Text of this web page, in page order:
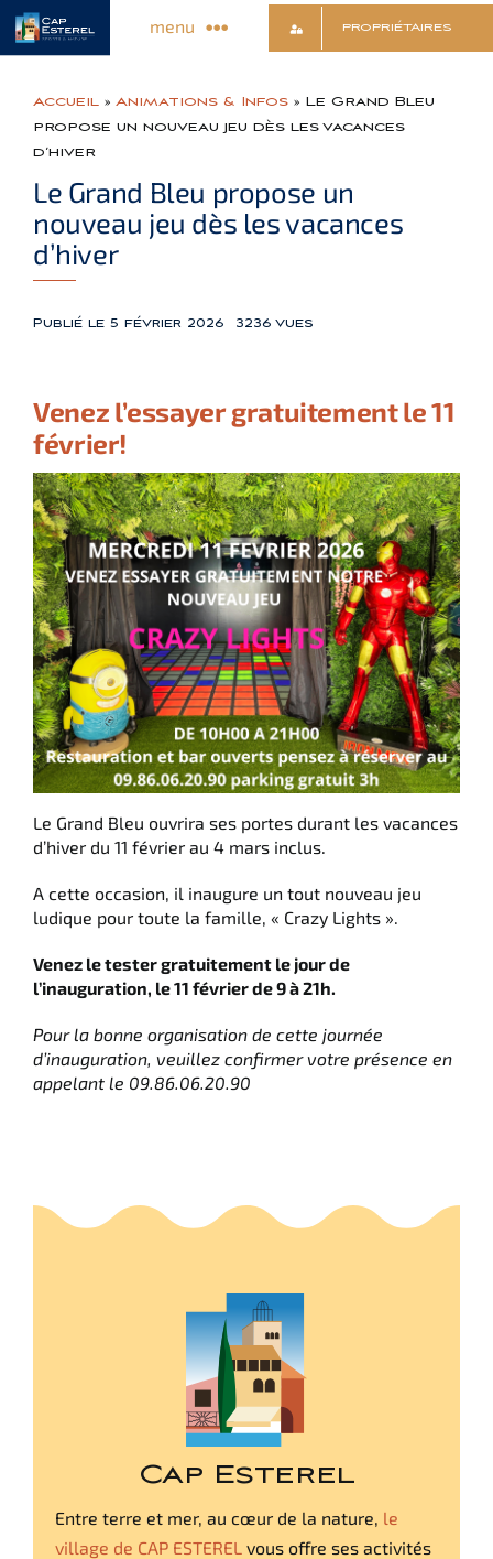
Passer
au
menu
Commerces & Services
Animations & Infos
Contact
Italiano
English
Deutsch
PROPRIÉTAIRES
Accueil» Animations & Infos» Le Grand Bleu
propose un nouveau jeu dès les vacances
d’hiver
Le Grand Bleu propose un
nouveau jeu dès les vacances
d’hiver
Publié le 5 février 2026 3236 vues
Venez l’essayer gratuitement le 11
février!
Le Grand Bleu ouvrira ses portes durant les vacances
d’hiver du 11 février au 4 mars inclus.
A cette occasion, il inaugure un tout nouveau jeu
ludique pour toute la famille, « Crazy Lights ».
Venez le tester gratuitement le jour de
l’inauguration, le 11 février de 9 à 21h.
Pour la bonne organisation de cette journée
d’inauguration, veuillez confirmer votre présence en
appelant le 09.86.06.20.90
Cap Esterel
Entre terre et mer, au cœur de la nature, le
village de CAP ESTEREL vous offre ses activités